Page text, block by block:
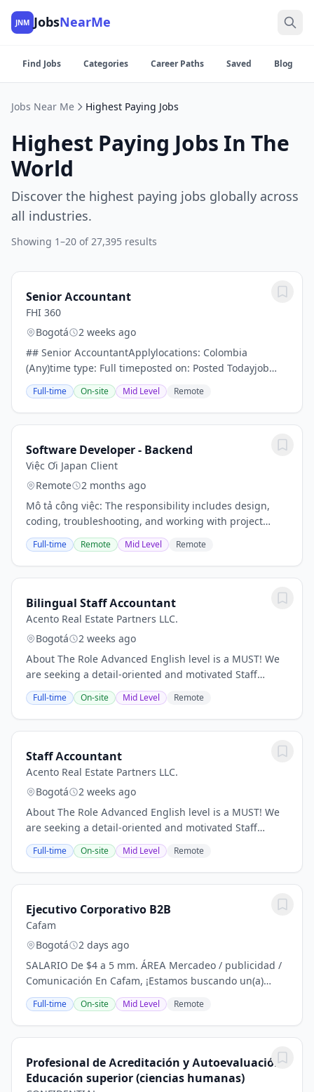
JNM JobsNearMe
Find Jobs Categories Career Paths Saved Blog
Jobs Near Me Highest Paying Jobs
Highest Paying Jobs In The
World
Discover the highest paying jobs globally across
all industries.
Showing 1–20 of 27,395 results
Senior Accountant
FHI 360
Bogotá
2 weeks ago
## Senior AccountantApplylocations: Colombia
(Any)time type: Full timeposted on: Posted Todayjob
requisition id: Requisition - 2026201065***About FHI
360***FHI 360 is a nonprofit human development...
Full-time On-site Mid Level Remote
Software Developer - Backend
Việc Ơi Japan Client
Remote
2 months ago
Mô tả công việc: The responsibility includes design,
coding, troubleshooting, and working with project
team as well as customers on features/bug fixes- Team
structure : Line Manager ->BE , FE . QA/QC...
Full-time Remote Mid Level Remote
Bilingual Staff Accountant
Acento Real Estate Partners LLC.
Bogotá
2 weeks ago
About The Role Advanced English level is a MUST! We
are seeking a detail-oriented and motivated Staff
Accountant to join our accounting team. This entry-
level position is ideal for candidates with...
Full-time On-site Mid Level Remote
Staff Accountant
Acento Real Estate Partners LLC.
Bogotá
2 weeks ago
About The Role Advanced English level is a MUST! We
are seeking a detail-oriented and motivated Staff
Accountant to join our accounting team. This entry-
level position is ideal for candidates with...
Full-time On-site Mid Level Remote
Ejecutivo Corporativo B2B
Cafam
Bogotá
2 days ago
SALARIO De $4 a 5 mm. ÁREA Mercadeo / publicidad /
Comunicación En Cafam, ¡Estamos buscando un(a)
Asesor(a) Corporativo con pasión por el servicio y
habilidades excepcionales de negociación!...
Full-time On-site Mid Level Remote
Profesional de Acreditación y Autoevaluación -
Educación superior (ciencias humanas)